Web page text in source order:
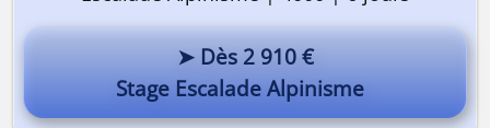
➤ Dès 2 910 €
Stage Escalade Alpinisme